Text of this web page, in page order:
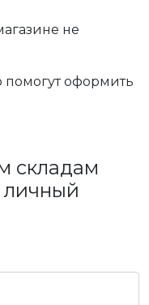
не
оформить
складам
личный